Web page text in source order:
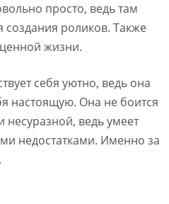
просто, ведь там
создания роликов. Также
жизни.
себя уютно, ведь она
настоящую. Она не боится
несуразной, ведь умеет
недостатками. Именно за